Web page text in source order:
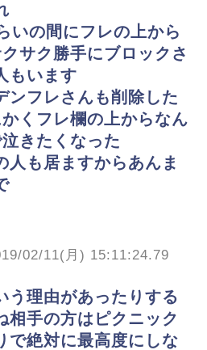
いの間にフレの上から
サク勝手にブロックさ
もいます
ンフレさんも削除した
くフレ欄の上からなん
きたくなった
人も居ますからあんま
02/11(月) 15:11:24.79
理由があったりする
相手の方はピクニック
で絶対に最高度にしな